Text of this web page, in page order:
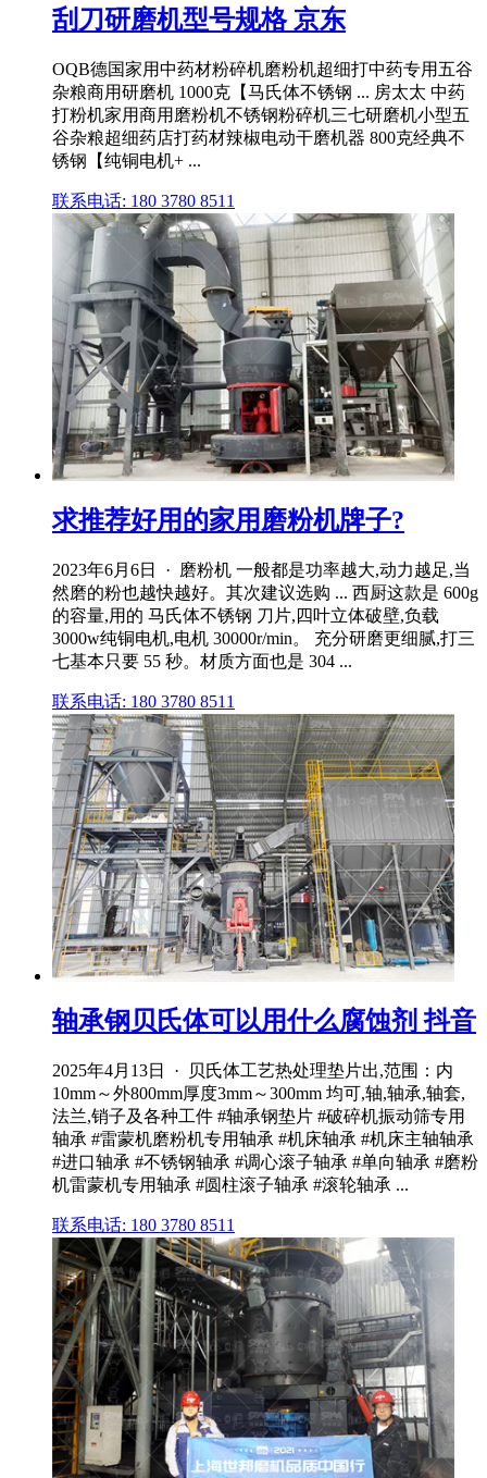
刮刀研磨机型号规格 京东
OQB德国家用中药材粉碎机磨粉机超细打中药专用五谷
杂粮商用研磨机 1000克【马氏体不锈钢 ... 房太太 中药
打粉机家用商用磨粉机不锈钢粉碎机三七研磨机小型五
谷杂粮超细药店打药材辣椒电动干磨机器 800克经典不
锈钢【纯铜电机+ ...
联系电话: 180 3780 8511
求推荐好用的家用磨粉机牌子?
2023年6月6日 · 磨粉机 一般都是功率越大,动力越足,当
然磨的粉也越快越好。其次建议选购 ... 西厨这款是 600g
的容量,用的 马氏体不锈钢 刀片,四叶立体破壁,负载
3000w纯铜电机,电机 30000r/min。 充分研磨更细腻,打三
七基本只要 55 秒。材质方面也是 304 ...
联系电话: 180 3780 8511
轴承钢贝氏体可以用什么腐蚀剂 抖音
2025年4月13日 · 贝氏体工艺热处理垫片出,范围：内
10mm～外800mm厚度3mm～300mm 均可,轴,轴承,轴套,
法兰,销子及各种工件 #轴承钢垫片 #破碎机振动筛专用
轴承 #雷蒙机磨粉机专用轴承 #机床轴承 #机床主轴轴承
#进口轴承 #不锈钢轴承 #调心滚子轴承 #单向轴承 #磨粉
机雷蒙机专用轴承 #圆柱滚子轴承 #滚轮轴承 ...
联系电话: 180 3780 8511